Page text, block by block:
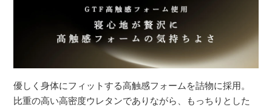
優しく身体にフィットする高触感フォームを詰物に採用。
比重の高い高密度ウレタンでありながら、もっちりとした